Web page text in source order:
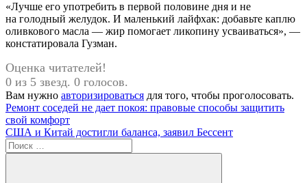
«Лучше его употребить в первой половине дня и не
на голодный желудок. И маленький лайфхак: добавьте каплю
оливкового масла — жир помогает ликопину усваиваться», —
констатировала Гузман.
Оценка читателей!
0 из 5 звезд. 0 голосов.
Вам нужно авторизироваться для того, чтобы проголосовать.
Навигация
по
записям
Предыдущая
запись:
Ремонт соседей не дает покоя: правовые способы защитить
свой комфорт
Следующая
запись:
США и Китай достигли баланса, заявил Бессент
Поиск
для: